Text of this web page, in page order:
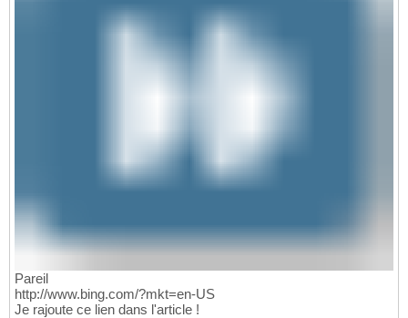
Pareil
http://www.bing.com/?mkt=en-US
Je rajoute ce lien dans l'article !